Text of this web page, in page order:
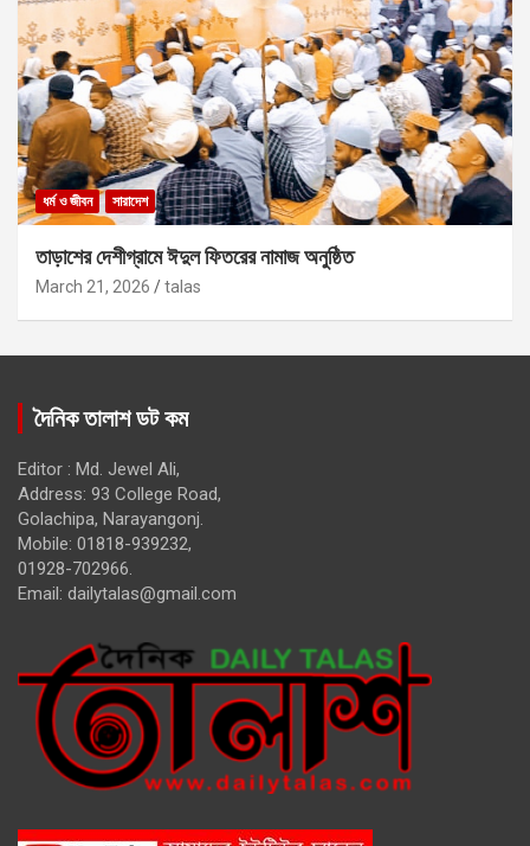
ধর্ম ও জীবন সারাদেশ
তাড়াশের দেশীগ্রামে ঈদুল ফিতরের নামাজ অনুষ্ঠিত
March 21, 2026 talas
দৈনিক তালাশ ডট কম
Editor : Md. Jewel Ali,
Address: 93 College Road,
Golachipa, Narayangonj.
Mobile: 01818-939232,
01928-702966.
Email: dailytalas@gmail.com